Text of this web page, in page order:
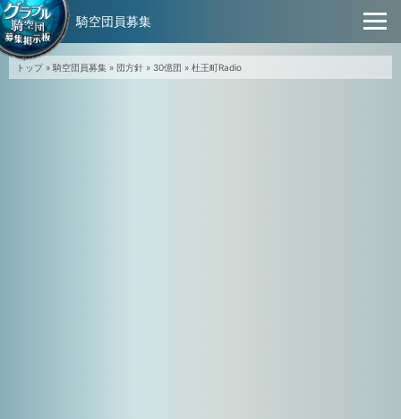
トップ» 騎空団員募集 » 団方針 » 30億団 » 杜王町Radio
騎空団員募集